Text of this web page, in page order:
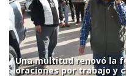
Una multitud renovó la
oraciones por trabajo y